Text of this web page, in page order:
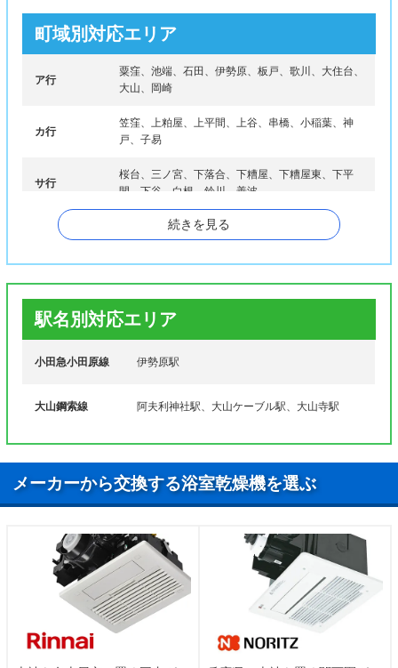
町域別対応エリア
ア行
粟窪、池端、石田、伊勢原、板戸、歌川、大住台、
大山、岡崎
カ行
笠窪、上粕屋、上平間、上谷、串橋、小稲葉、神
戸、子易
サ行
桜台、三ノ宮、下落合、下糟屋、下糟屋東、下平
間、下谷、白根、鈴川、善波
高森、高森台、田中、坪ノ内
ナ行 西富岡、沼目
マ行 見附島
続きを見る
駅名別対応エリア
小田急小田原線 伊勢原駅
大山鋼索線 阿夫利神社駅、大山ケーブル駅、大山寺駅
メーカーから交換する浴室乾燥機を選ぶ